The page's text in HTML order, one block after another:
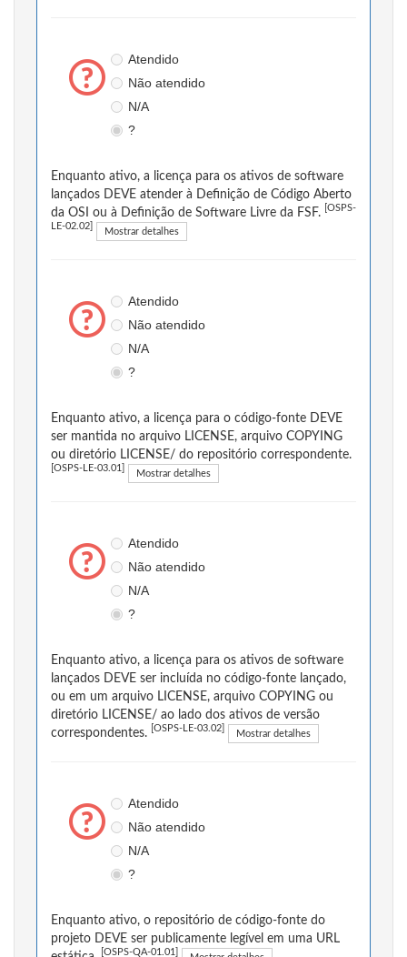
Atendido
Não atendido
N/A
?
Enquanto ativo, a licença para os ativos de software
lançados DEVE atender à Definição de Código Aberto
da OSI ou à Definição de Software Livre da FSF.
[OSPS-
LE-02.02] Mostrar detalhes
Atendido
Não atendido
N/A
?
Enquanto ativo, a licença para o código-fonte DEVE
ser mantida no arquivo LICENSE, arquivo COPYING
ou diretório LICENSE/ do repositório correspondente.
[OSPS-LE-03.01] Mostrar detalhes
Atendido
Não atendido
N/A
?
Enquanto ativo, a licença para os ativos de software
lançados DEVE ser incluída no código-fonte lançado,
ou em um arquivo LICENSE, arquivo COPYING ou
diretório LICENSE/ ao lado dos ativos de versão
correspondentes.
[OSPS-LE-03.02] Mostrar detalhes
Atendido
Não atendido
N/A
?
Enquanto ativo, o repositório de código-fonte do
projeto DEVE ser publicamente legível em uma URL
[OSPS-QA-01.01]